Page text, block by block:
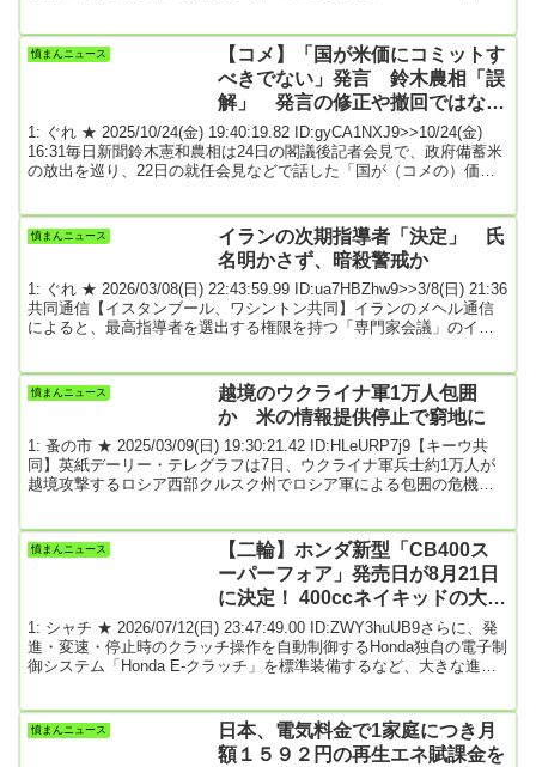
「レールガン」の新たな洋上射撃の画像を公式Xなどで公開しまし
た。防衛装備庁はレールガンを、戦闘様相を一変させる可能性を持
憤まんニュース
【コメ】「国が米価にコミットす
べきでない」発言 鈴木農相「誤
解」 発言の修正や撤回ではない
と釈明
1: ぐれ ★ 2025/10/24(金) 19:40:19.82 ID:gyCA1NXJ9>>10/24(金)
16:31毎日新聞鈴木憲和農相は24日の閣議後記者会見で、政府備蓄米
の放出を巡り、22日の就任会見などで話した「国が（コメの）価格
ットすることは、政府の立場もあってすべきではない。価格はマー
ケットの中で決まるべきもの」などと発言。米価高騰を理由にした
憤まんニュース
イランの次期指導者「決定」 氏
名明かさず、暗殺警戒か
1: ぐれ ★ 2026/03/08(日) 22:43:59.99 ID:ua7HBZhw9>>3/8(日) 21:36
共同通信【イスタンブール、ワシントン共同】イランのメヘル通信
によると、最高指導者を選出する権限を持つ「専門家会議」のイス
師の反米路線を継承する次男モジタバ師が有力視されていた。氏名
を公表しないのは、暗殺を警戒している可能性がある。トランプ氏
憤まんニュース
越境のウクライナ軍1万人包囲
か 米の情報提供停止で窮地に
1: 蚤の市 ★ 2025/03/09(日) 19:30:21.42 ID:HLeURP7j9【キーウ共
同】英紙デーリー・テレグラフは7日、ウクライナ軍兵士約1万人が
越境攻撃するロシア西部クルスク州でロシア軍による包囲の危機に
ナ軍は窮地に立たされいる。テレグラフによると、機密情報の提供
が停止された以降の数日間で、ロシア軍はクルスク州スジャ近郊の
防衛線を突破し、ウクライナ軍の重要...
憤まんニュース
【二輪】ホンダ新型「CB400ス
ーパーフォア」発売日が8月21日
に決定！ 400ccネイキッドの大本
命、価格は100万円切りの99万
8800円★２
1: シャチ ★ 2026/07/12(日) 23:47:49.00 ID:ZWY3huUB9さらに、発
進・変速・停止時のクラッチ操作を自動制御するHonda独自の電子制
御システム「Honda E-クラッチ」を標準装備するなど、大きな進化
RoadSync、USB Type-Cなどを採用。日常使いからツーリング、ワ
インディングまで幅広いシーンに対応する、新世代のスタンダード
憤まんニュース
日本、電気料金で1家庭につき月
額１５９２円の再生エネ賦課金を